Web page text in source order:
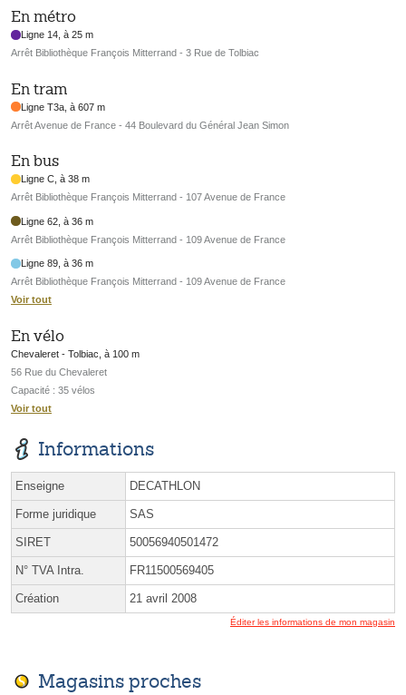
En métro
Ligne 14, à 25 m
Arrêt Bibliothèque François Mitterrand - 3 Rue de Tolbiac
En tram
Ligne T3a, à 607 m
Arrêt Avenue de France - 44 Boulevard du Général Jean Simon
En bus
Ligne C, à 38 m
Arrêt Bibliothèque François Mitterrand - 107 Avenue de France
Ligne 62, à 36 m
Arrêt Bibliothèque François Mitterrand - 109 Avenue de France
Ligne 89, à 36 m
Arrêt Bibliothèque François Mitterrand - 109 Avenue de France
Voir tout
En vélo
Chevaleret - Tolbiac, à 100 m
56 Rue du Chevaleret
Capacité : 35 vélos
Voir tout
Informations
Enseigne DECATHLON
Forme juridique SAS
SIRET 50056940501472
N° TVA Intra. FR11500569405
Création 21 avril 2008
Éditer les informations de mon magasin
Magasins proches